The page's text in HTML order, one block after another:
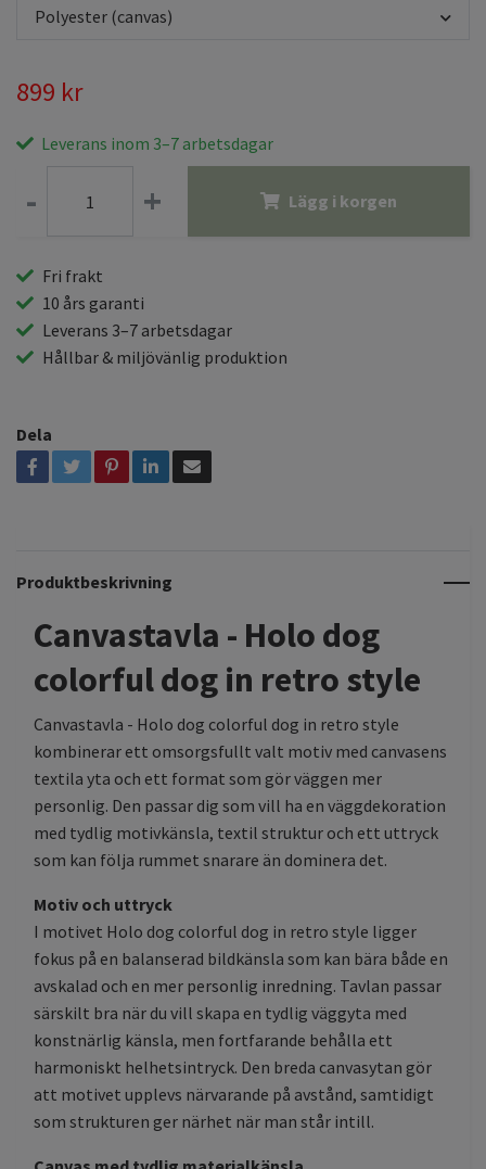
Polyester (canvas)
899 kr
Leverans inom 3–7 arbetsdagar
- + Lägg i korgen
Fri frakt
10 års garanti
Leverans 3–7 arbetsdagar
Hållbar & miljövänlig produktion
Dela
Produktbeskrivning
Canvastavla - Holo dog
colorful dog in retro style
Canvastavla - Holo dog colorful dog in retro style
kombinerar ett omsorgsfullt valt motiv med canvasens
textila yta och ett format som gör väggen mer
personlig. Den passar dig som vill ha en väggdekoration
med tydlig motivkänsla, textil struktur och ett uttryck
som kan följa rummet snarare än dominera det.
Motiv och uttryck
I motivet Holo dog colorful dog in retro style ligger
fokus på en balanserad bildkänsla som kan bära både en
avskalad och en mer personlig inredning. Tavlan passar
särskilt bra när du vill skapa en tydlig väggyta med
konstnärlig känsla, men fortfarande behålla ett
harmoniskt helhetsintryck. Den breda canvasytan gör
att motivet upplevs närvarande på avstånd, samtidigt
som strukturen ger närhet när man står intill.